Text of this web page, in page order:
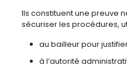
Ils constituent une preuve
sécuriser les procédures,
au bailleur pour
à l’autorité